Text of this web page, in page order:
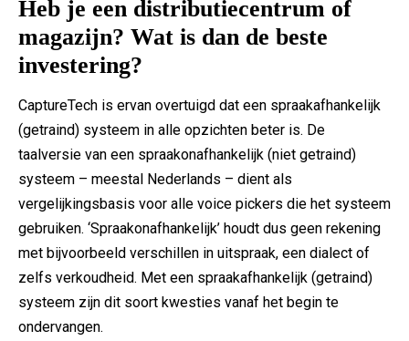
Heb je een distributiecentrum of
magazijn? Wat is dan de beste
investering?
CaptureTech is ervan overtuigd dat een spraakafhankelijk
(getraind) systeem in alle opzichten beter is. De
taalversie van een spraakonafhankelijk (niet getraind)
systeem – meestal Nederlands – dient als
vergelijkingsbasis voor alle voice pickers die het systeem
gebruiken. ‘Spraakonafhankelijk’ houdt dus geen rekening
met bijvoorbeeld verschillen in uitspraak, een dialect of
zelfs verkoudheid. Met een spraakafhankelijk (getraind)
systeem zijn dit soort kwesties vanaf het begin te
ondervangen.